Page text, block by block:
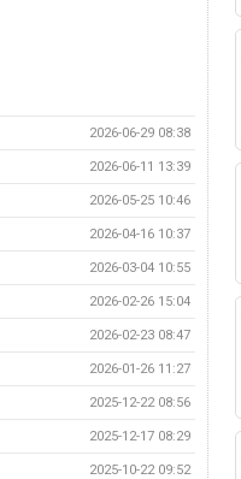
2026-06-29 08:38
2026-06-11 13:39
2026-05-25 10:46
2026-04-16 10:37
2026-03-04 10:55
2026-02-26 15:04
2026-02-23 08:47
2026-01-26 11:27
2025-12-22 08:56
2025-12-17 08:29
2025-10-22 09:52